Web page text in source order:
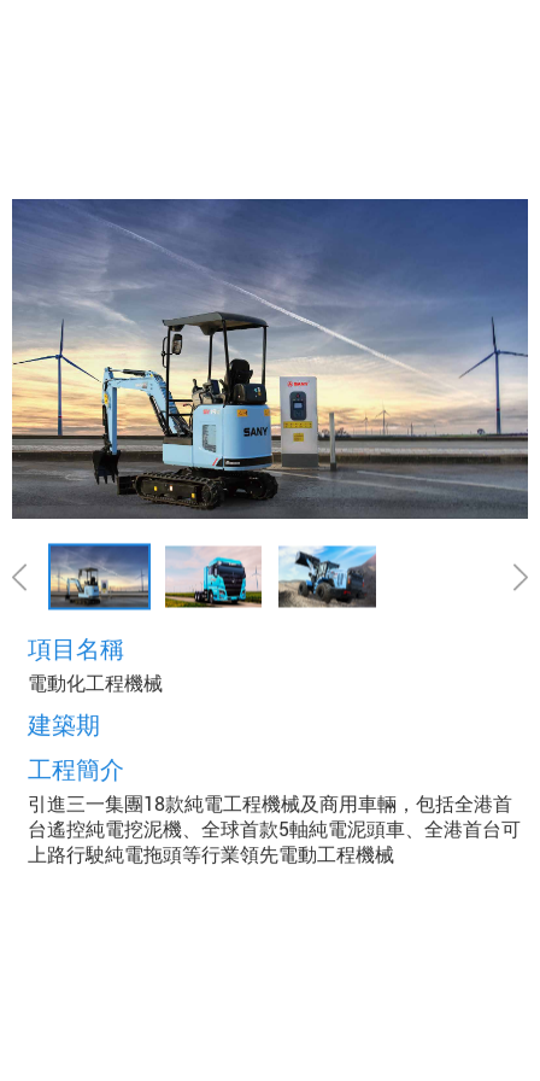
項目名稱
電動化工程機械
建築期
工程簡介
引進三一集團18款純電工程機械及商用車輛，包括全港首
台遙控純電挖泥機、全球首款5軸純電泥頭車、全港首台可
上路行駛純電拖頭等行業領先電動工程機械